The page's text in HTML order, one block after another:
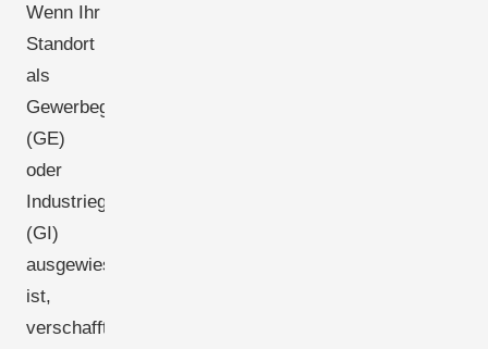
Wenn Ihr
Standort
als
Gewerbegebiet
(GE)
oder
Industriegebiet
(GI)
ausgewiesen
ist,
verschafft